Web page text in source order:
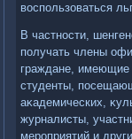
вοспользоваться
В частности,
получать члены
граждане, имеющие
студенты,
аκадемических,
журналисты,
мероприятий и